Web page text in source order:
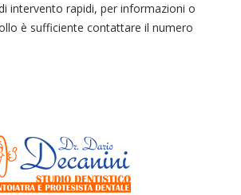
intervento rapidi, per informazioni o
è sufficiente contattare il numero